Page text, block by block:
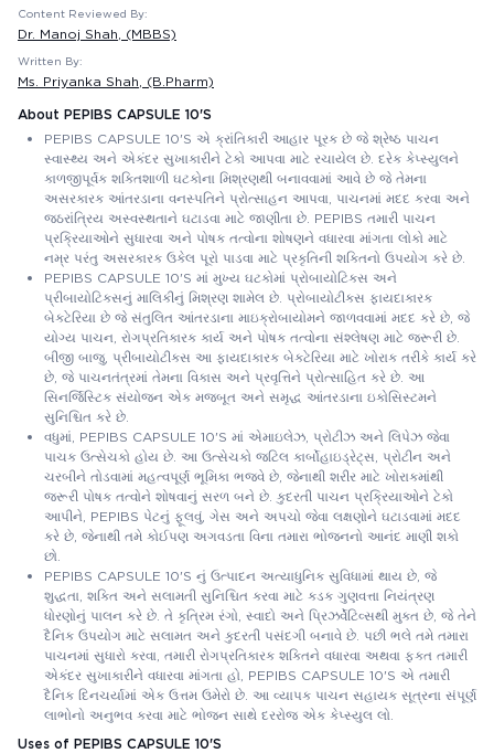
Content Reviewed By:
Dr. Manoj Shah , (MBBS)
Written By:
Ms. Priyanka Shah , (B.Pharm)
About PEPIBS CAPSULE 10'S
PEPIBS CAPSULE 10'S એ ક્રાંતિકારી આહાર પૂરક છે જે શ્રેષ્ઠ પાચન
સ્વાસ્થ્ય અને એકંદર સુખાકારીને ટેકો આપવા માટે રચાયેલ છે. દરેક કેપ્સ્યુલને
કાળજીપૂર્વક શક્તિશાળી ઘટકોના મિશ્રણથી બનાવવામાં આવે છે જે તેમના
અસરકારક આંતરડાના વનસ્પતિને પ્રોત્સાહન આપવા, પાચનમાં મદદ કરવા અને
જઠરાંત્રિય અસ્વસ્થતાને ઘટાડવા માટે જાણીતા છે. PEPIBS તમારી પાચન
પ્રક્રિયાઓને સુધારવા અને પોષક તત્વોના શોષણને વધારવા માંગતા લોકો માટે
નમ્ર પરંતુ અસરકારક ઉકેલ પૂરો પાડવા માટે પ્રકૃતિની શક્તિનો ઉપયોગ કરે છે.
PEPIBS CAPSULE 10'S માં મુખ્ય ઘટકોમાં પ્રોબાયોટિક્સ અને
પ્રીબાયોટિક્સનું માલિકીનું મિશ્રણ શામેલ છે. પ્રોબાયોટીક્સ ફાયદાકારક
બેક્ટેરિયા છે જે સંતુલિત આંતરડાના માઇક્રોબાયોમને જાળવવામાં મદદ કરે છે, જે
યોગ્ય પાચન, રોગપ્રતિકારક કાર્ય અને પોષક તત્વોના સંશ્લેષણ માટે જરૂરી છે.
બીજી બાજુ, પ્રીબાયોટીક્સ આ ફાયદાકારક બેક્ટેરિયા માટે ખોરાક તરીકે કાર્ય કરે
છે, જે પાચનતંત્રમાં તેમના વિકાસ અને પ્રવૃત્તિને પ્રોત્સાહિત કરે છે. આ
સિનર્જિસ્ટિક સંયોજન એક મજબૂત અને સમૃદ્ધ આંતરડાના ઇકોસિસ્ટમને
સુનિશ્ચિત કરે છે.
વધુમાં, PEPIBS CAPSULE 10'S માં એમાઇલેઝ, પ્રોટીઝ અને લિપેઝ જેવા
પાચક ઉત્સેચકો હોય છે. આ ઉત્સેચકો જટિલ કાર્બોહાઇડ્રેટ્સ, પ્રોટીન અને
ચરબીને તોડવામાં મહત્વપૂર્ણ ભૂમિકા ભજવે છે, જેનાથી શરીર માટે ખોરાકમાંથી
જરૂરી પોષક તત્વોને શોષવાનું સરળ બને છે. કુદરતી પાચન પ્રક્રિયાઓને ટેકો
આપીને, PEPIBS પેટનું ફૂલવું, ગેસ અને અપચો જેવા લક્ષણોને ઘટાડવામાં મદદ
કરે છે, જેનાથી તમે કોઈપણ અગવડતા વિના તમારા ભોજનનો આનંદ માણી શકો
છો.
PEPIBS CAPSULE 10'S નું ઉત્પાદન અત્યાધુનિક સુવિધામાં થાય છે, જે
શુદ્ધતા, શક્તિ અને સલામતી સુનિશ્ચિત કરવા માટે કડક ગુણવત્તા નિયંત્રણ
ધોરણોનું પાલન કરે છે. તે કૃત્રિમ રંગો, સ્વાદો અને પ્રિઝર્વેટિવ્સથી મુક્ત છે, જે તેને
દૈનિક ઉપયોગ માટે સલામત અને કુદરતી પસંદગી બનાવે છે. પછી ભલે તમે તમારા
પાચનમાં સુધારો કરવા, તમારી રોગપ્રતિકારક શક્તિને વધારવા અથવા ફક્ત તમારી
એકંદર સુખાકારીને વધારવા માંગતા હો, PEPIBS CAPSULE 10'S એ તમારી
દૈનિક દિનચર્યામાં એક ઉત્તમ ઉમેરો છે. આ વ્યાપક પાચન સહાયક સૂત્રના સંપૂર્ણ
લાભોનો અનુભવ કરવા માટે ભોજન સાથે દરરોજ એક કેપ્સ્યુલ લો.
Uses of PEPIBS CAPSULE 10'S